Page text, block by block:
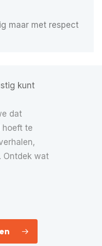
maar met respect
kunt
dat
hoeft te
Ontdek wat